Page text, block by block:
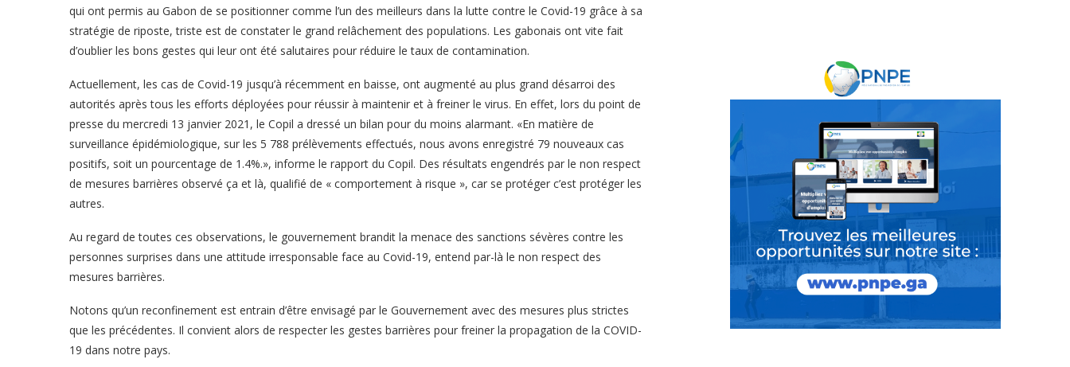
qui ont permis au Gabon de se positionner comme l’un des meilleurs dans la lutte contre le Covid-19 grâce à sa
stratégie de riposte, triste est de constater le grand relâchement des populations. Les gabonais ont vite fait
d’oublier les bons gestes qui leur ont été salutaires pour réduire le taux de contamination.
Actuellement, les cas de Covid-19 jusqu’à récemment en baisse, ont augmenté au plus grand désarroi des
autorités après tous les efforts déployées pour réussir à maintenir et à freiner le virus. En effet, lors du point de
presse du mercredi 13 janvier 2021, le Copil a dressé un bilan pour du moins alarmant. «En matière de
surveillance épidémiologique, sur les 5 788 prélèvements effectués, nous avons enregistré 79 nouveaux cas
positifs, soit un pourcentage de 1.4%.», informe le rapport du Copil. Des résultats engendrés par le non respect
de mesures barrières observé ça et là, qualifié de « comportement à risque », car se protéger c’est protéger les
autres.
Au regard de toutes ces observations, le gouvernement brandit la menace des sanctions sévères contre les
personnes surprises dans une attitude irresponsable face au Covid-19, entend par-là le non respect des
mesures barrières.
Notons qu’un reconfinement est entrain d’être envisagé par le Gouvernement avec des mesures plus strictes
que les précédentes. Il convient alors de respecter les gestes barrières pour freiner la propagation de la COVID-
19 dans notre pays.